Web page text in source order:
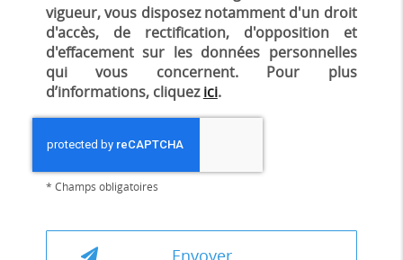
vigueur, vous disposez notamment d'un droit
d'accès, de rectification, d'opposition et
d'effacement sur les données personnelles
qui vous concernent. Pour plus
d’informations, cliquezici.
* Champs obligatoires